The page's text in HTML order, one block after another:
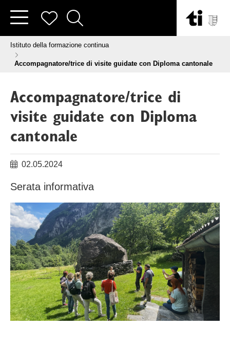
Tu sei qui:
Istituto della formazione continua
Accompagnatore/trice di visite guidate con Diploma cantonale
Accompagnatore/trice di
visite guidate con Diploma
cantonale
02.05.2024
Serata informativa